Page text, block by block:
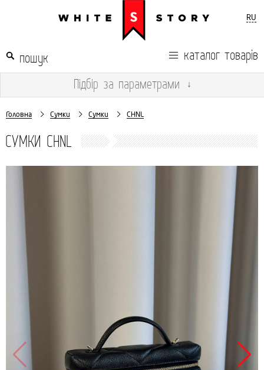
RU
каталог товарів
Підбір за параметрами ↓
Головна Сумки Сумки CHNL
СУМКИ CHNL
Продано